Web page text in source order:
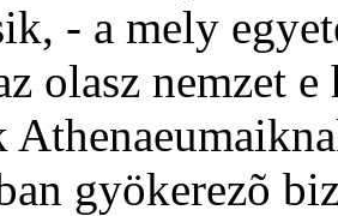
- a mely
olasz nemzet
gyökerezõ